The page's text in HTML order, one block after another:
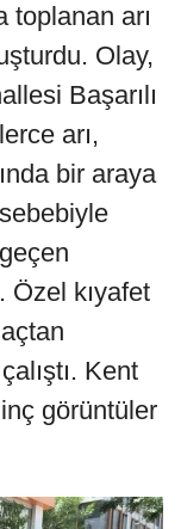
toplanan arı
Olay,
Başarılı
arı,
bir araya
Özel kıyafet
Kent
görüntüler